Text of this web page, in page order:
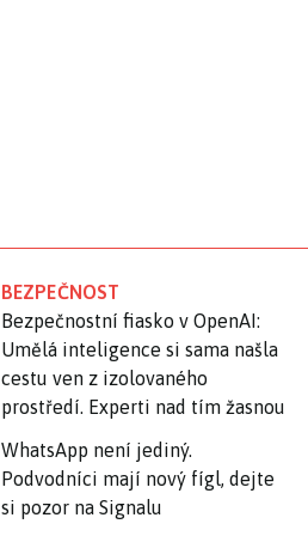
BEZPEČNOST
Bezpečnostní fiasko v OpenAI:
Umělá inteligence si sama našla
cestu ven z izolovaného
prostředí. Experti nad tím žasnou
WhatsApp není jediný.
Podvodníci mají nový fígl, dejte
si pozor na Signalu